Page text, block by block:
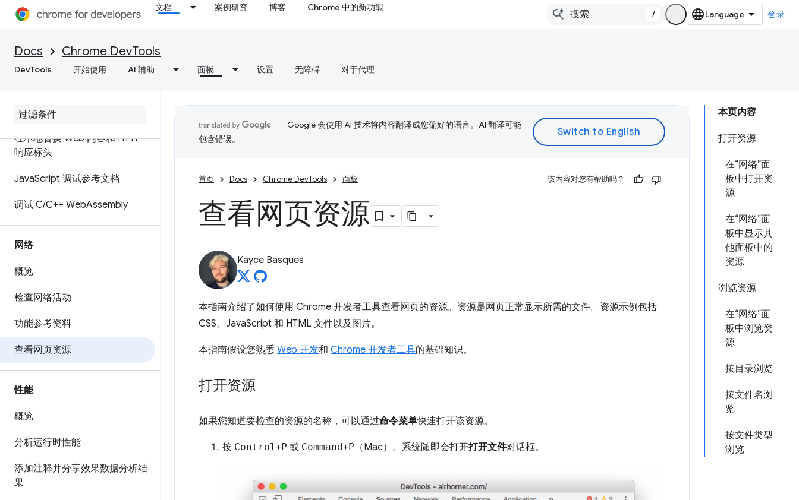
文档 案例研究 博客 Chrome 中的新功能
/ 登录
Docs Chrome DevTools
DevTools 开始使用 AI 辅助 面板 设置 无障碍 对于代理
运行 JavaScript 代码段
码映射进行部署
ignoreList 源代码映射扩展
的更改
在本地替换 Web 内容和 HTTP
响应标头
JavaScript 调试参考文档
调试 C/C++ WebAssembly
网络
概览
检查网络活动
功能参考资料
查看网页资源
性能
概览
分析运行时性能
添加注释并分享效果数据分析结
果
本页内容
打开资源
在“网络”面
板中打开资
源
在“网络”面
板中显示其
他面板中的
资源
浏览资源
在“网络”面
板中浏览资
源
按目录浏览
按文件名浏
览
按文件类型
浏览
Google 会使用 AI 技术将内容翻译成您偏好的语言。AI 翻译可能
包含错误。
首页 Docs Chrome DevTools 面板 该内容对您有帮助吗？
查看网页资源
Kayce Basques
本指南介绍了如何使用 Chrome 开发者工具查看网页的资源。资源是网页正常显示所需的文件。资源示例包括
CSS、JavaScript 和 HTML 文件以及图片。
本指南假设您熟悉 Web 开发和 Chrome 开发者工具的基础知识。
打开资源
如果您知道要检查的资源的名称，可以通过命令菜单快速打开该资源。
按 Control+P 或 Command+P （Mac）。系统随即会打开打开文件对话框。